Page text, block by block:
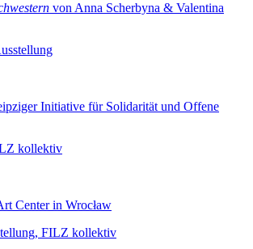
von Anna Scherbyna & Valentina
Initiative für Solidarität und Offene
kollektiv
Center in Wrocław
FILZ kollektiv